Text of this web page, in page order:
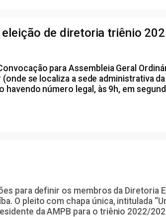
de diretoria triênio
para Assembleia Geral
se localiza a sede administrativa
havendo número legal, às 9h, em
para definir os membros da Diretoria
O pleito com chapa única, intitulada
da AMPB para o triênio 2022/